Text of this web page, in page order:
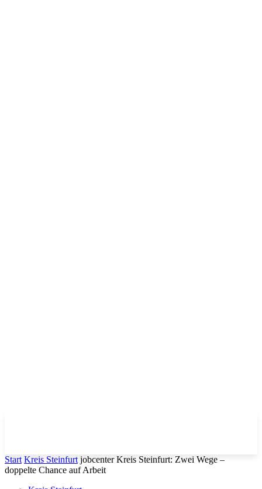
Start Kreis Steinfurt jobcenter Kreis Steinfurt: Zwei Wege –
doppelte Chance auf Arbeit